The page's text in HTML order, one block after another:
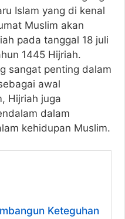
Islam yang di kenal
Muslim akan
pada tanggal 18 juli
1445 Hijriah.
sangat penting dalam
awal
Hijriah juga
dalam
kehidupan Muslim.
Keteguhan